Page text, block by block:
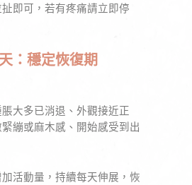
即可，若有疼痛請立即停
：穩定恢復期
大多已消退、外觀接近正
繃或麻木感、開始感受到出
活動量，持續每天伸展，恢